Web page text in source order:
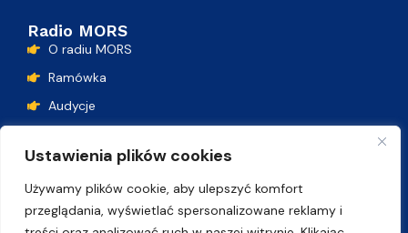
Ustawienia plików cookies
Używamy plików cookie, aby ulepszyć komfort
przeglądania, wyświetlać spersonalizowane reklamy i
Radio MORS
O radiu MORS
Ramówka
Audycje
Lista przebojów
Kontakt